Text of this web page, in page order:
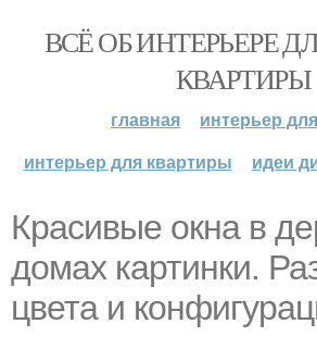
ВСЁ ОБ ИНТЕРЬЕРЕ
КВАРТИРЫ
главная
интерьер
интерьер для квартиры
идеи
Красивые окна в
домах картинки.
цвета и